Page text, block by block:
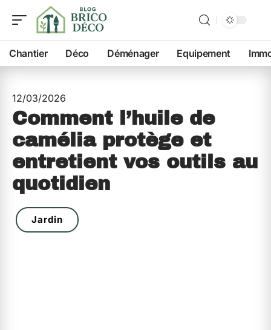
Chantier Déco Déménager Equipement
12/03/2026
Comment l’huile de
camélia protège et
entretient vos outils au
quotidien
Jardin